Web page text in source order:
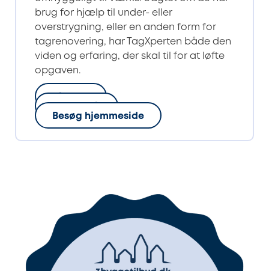
brug for hjælp til under- eller
overstrygning, eller en anden form for
tagrenovering, har TagXperten både den
viden og erfaring, der skal til for at løfte
opgaven.
Besøg hjemmeside